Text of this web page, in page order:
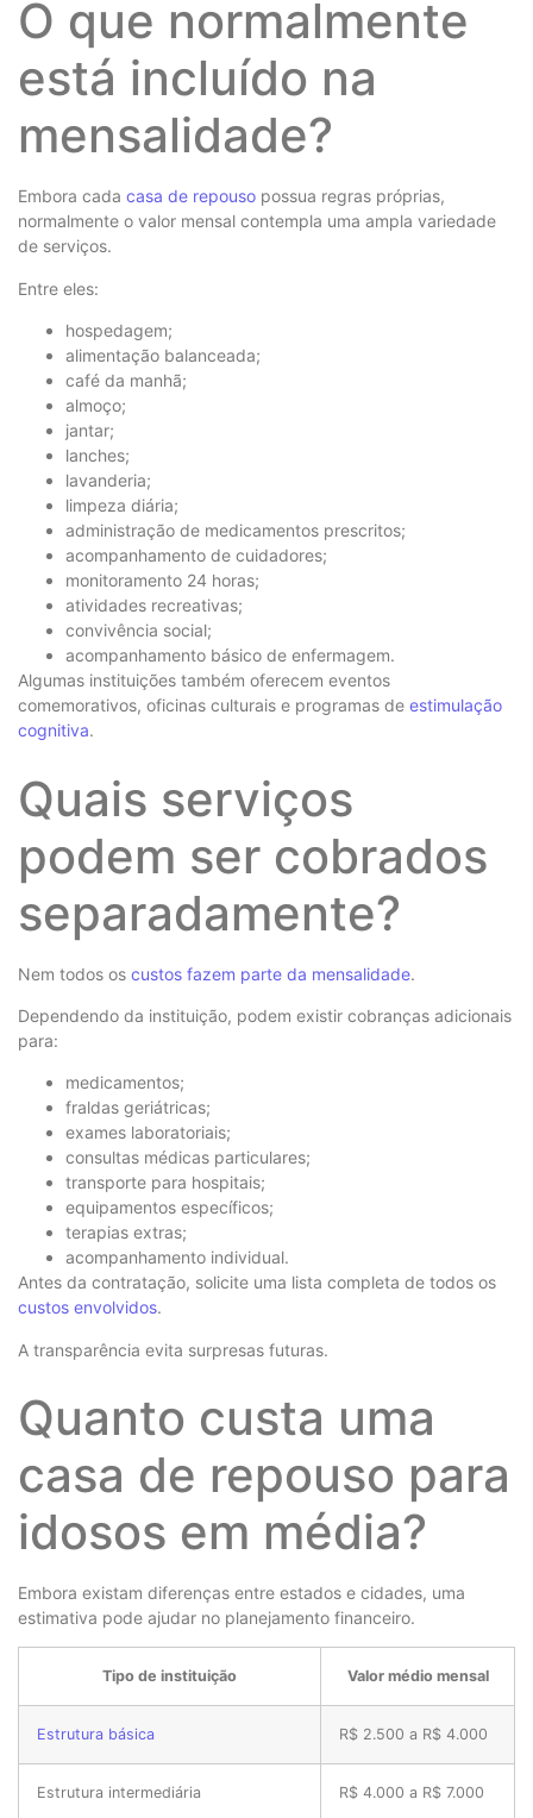
O que normalmente
está incluído na
mensalidade?
Embora cada casa de repouso possua regras próprias,
normalmente o valor mensal contempla uma ampla variedade
de serviços.
Entre eles:
hospedagem;
alimentação balanceada;
café da manhã;
almoço;
jantar;
lanches;
lavanderia;
limpeza diária;
administração de medicamentos prescritos;
acompanhamento de cuidadores;
monitoramento 24 horas;
atividades recreativas;
convivência social;
acompanhamento básico de enfermagem.
Algumas instituições também oferecem eventos
comemorativos, oficinas culturais e programas de estimulação
cognitiva.
Quais serviços
podem ser cobrados
separadamente?
Nem todos os custos fazem parte da mensalidade.
Dependendo da instituição, podem existir cobranças adicionais
para:
medicamentos;
fraldas geriátricas;
exames laboratoriais;
consultas médicas particulares;
transporte para hospitais;
equipamentos específicos;
terapias extras;
acompanhamento individual.
Antes da contratação, solicite uma lista completa de todos os
custos envolvidos.
A transparência evita surpresas futuras.
Quanto custa uma
casa de repouso para
idosos em média?
Embora existam diferenças entre estados e cidades, uma
estimativa pode ajudar no planejamento financeiro.
Tipo de instituição Valor médio mensal
Estrutura básica R$ 2.500 a R$ 4.000
Estrutura intermediária R$ 4.000 a R$ 7.000